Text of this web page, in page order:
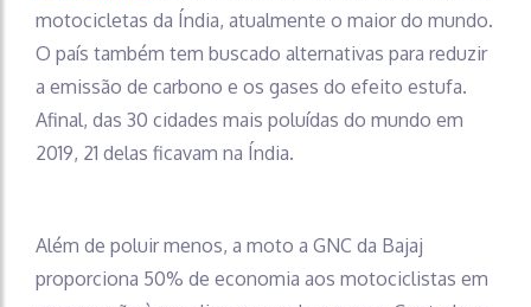
motocicletas da Índia, atualmente o maior do mundo.
O país também tem buscado alternativas para reduzir
a emissão de carbono e os gases do efeito estufa.
Afinal, das 30 cidades mais poluídas do mundo em
2019, 21 delas ficavam na Índia.
Além de poluir menos, a moto a GNC da Bajaj
proporciona 50% de economia aos motociclistas em